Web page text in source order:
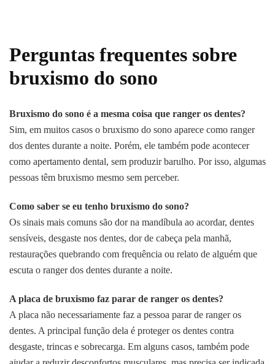
Perguntas frequentes sobre
bruxismo do sono
Bruxismo do sono é a mesma coisa que ranger os dentes?
Sim, em muitos casos o bruxismo do sono aparece como ranger
dos dentes durante a noite. Porém, ele também pode acontecer
como apertamento dental, sem produzir barulho. Por isso, algumas
pessoas têm bruxismo mesmo sem perceber.
Como saber se eu tenho bruxismo do sono?
Os sinais mais comuns são dor na mandíbula ao acordar, dentes
sensíveis, desgaste nos dentes, dor de cabeça pela manhã,
restaurações quebrando com frequência ou relato de alguém que
escuta o ranger dos dentes durante a noite.
A placa de bruxismo faz parar de ranger os dentes?
A placa não necessariamente faz a pessoa parar de ranger os
dentes. A principal função dela é proteger os dentes contra
desgaste, trincas e sobrecarga. Em alguns casos, também pode